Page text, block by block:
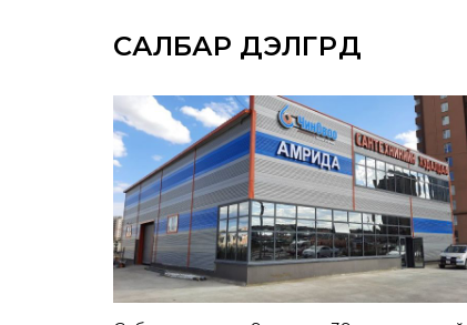
САЛБАР ДЭЛГҮҮРҮҮД